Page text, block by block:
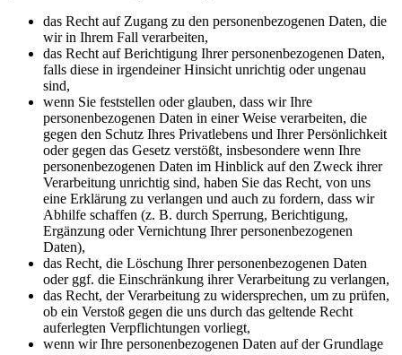
das Recht auf Zugang zu den personenbezogenen Daten, die
wir in Ihrem Fall verarbeiten,
das Recht auf Berichtigung Ihrer personenbezogenen Daten,
falls diese in irgendeiner Hinsicht unrichtig oder ungenau
sind,
wenn Sie feststellen oder glauben, dass wir Ihre
personenbezogenen Daten in einer Weise verarbeiten, die
gegen den Schutz Ihres Privatlebens und Ihrer Persönlichkeit
oder gegen das Gesetz verstößt, insbesondere wenn Ihre
personenbezogenen Daten im Hinblick auf den Zweck ihrer
Verarbeitung unrichtig sind, haben Sie das Recht, von uns
eine Erklärung zu verlangen und auch zu fordern, dass wir
Abhilfe schaffen (z. B. durch Sperrung, Berichtigung,
Ergänzung oder Vernichtung Ihrer personenbezogenen
Daten),
das Recht, die Löschung Ihrer personenbezogenen Daten
oder ggf. die Einschränkung ihrer Verarbeitung zu verlangen,
das Recht, der Verarbeitung zu widersprechen, um zu prüfen,
ob ein Verstoß gegen die uns durch das geltende Recht
auferlegten Verpflichtungen vorliegt,
wenn wir Ihre personenbezogenen Daten auf der Grundlage